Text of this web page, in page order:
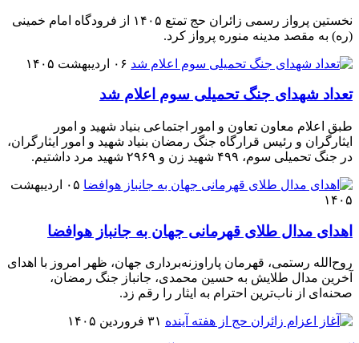
نخستین پرواز رسمی زائران حج تمتع ۱۴۰۵ از فرودگاه امام خمینی
(ره) به مقصد مدینه منوره پرواز کرد.
۰۶ اردیبهشت ۱۴۰۵
تعداد شهدای جنگ تحمیلی سوم اعلام شد
طبق اعلام معاون تعاون و امور اجتماعی بنیاد شهید و امور
ایثارگران و رئیس قرارگاه جنگ رمضان بنیاد شهید و امور ایثارگران،
در جنگ تحمیلی سوم، ۴۹۹ شهید زن و ۲۹۶۹ شهید مرد داشتیم.
۰۵ اردیبهشت
۱۴۰۵
اهدای مدال طلای قهرمانی جهان به جانباز هوافضا
روح‌الله رستمی، قهرمان پاراوزنه‌برداری جهان، ظهر امروز با اهدای
آخرین مدال طلایش به حسین محمدی، جانباز جنگ رمضان،
صحنه‌ای از ناب‌ترین احترام به ایثار را رقم زد.
۳۱ فروردین ۱۴۰۵